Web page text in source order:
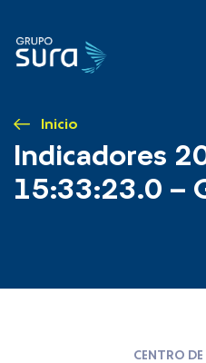
Inicio
Indicadores
15:33:23.0 –
CENTRO